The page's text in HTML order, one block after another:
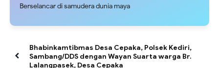
Berselancar di samudera dunia maya
Bhabinkamtibmas Desa Cepaka, Polsek Kediri,
Sambang/DDS dengan Wayan Suarta warga Br.
Lalangpasek, Desa Cepaka